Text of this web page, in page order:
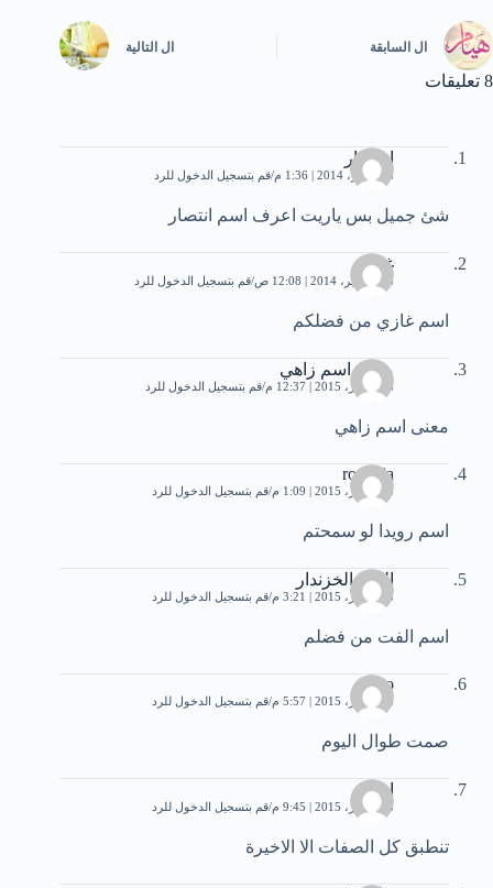
ال السابقة ال التالية
8 تعليقات
انتنصار
8 سبتمبر، 2014 | 1:36 م قم بتسجيل الدخول للرد
شئ جميل بس ياريت اعرف اسم انتصار
غازي
23 سبتمبر، 2014 | 12:08 ص قم بتسجيل الدخول للرد
اسم غازي من فضلكم
معنى اسم زاهي
28 أكتوبر، 2015 | 12:37 م قم بتسجيل الدخول للرد
معنى اسم زاهي
rouaida
28 أكتوبر، 2015 | 1:09 م قم بتسجيل الدخول للرد
اسم رويدا لو سمحتم
الفت الخزندار
28 أكتوبر، 2015 | 3:21 م قم بتسجيل الدخول للرد
اسم الفت من فضلم
amro
28 أكتوبر، 2015 | 5:57 م قم بتسجيل الدخول للرد
صمت طوال اليوم
احمد
28 أكتوبر، 2015 | 9:45 م قم بتسجيل الدخول للرد
تنطبق كل الصفات الا الاخيرة